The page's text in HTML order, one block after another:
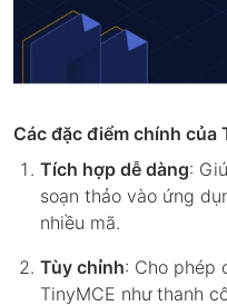
Các đặc điểm chính của
Tích hợp dễ dàng:
soạn thảo vào ứng
nhiều mã.
Tùy chỉnh: Cho phép
TinyMCE như thanh